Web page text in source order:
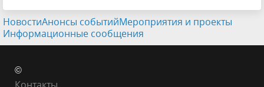
НовостиАнонсы событийМероприятия и проекты
Информационные сообщения
©